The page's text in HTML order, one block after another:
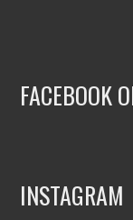
FACEBOOK
INSTAGRAM